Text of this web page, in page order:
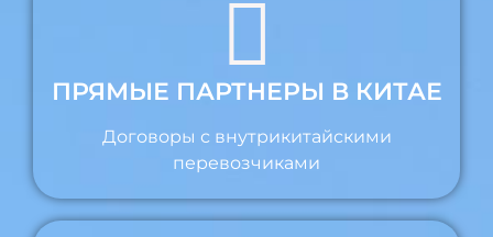
ПРЯМЫЕ ПАРТНЕРЫ В КИТАЕ
Договоры с внутрикитайскими
перевозчиками